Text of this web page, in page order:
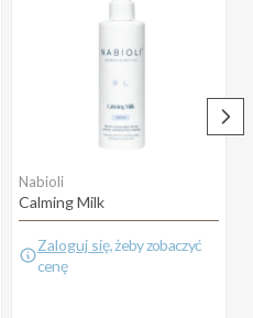
Nabioli
Calming Milk
Zaloguj się, żeby zobaczyć
cenę